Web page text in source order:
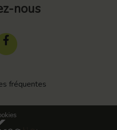
nous
fréquentes